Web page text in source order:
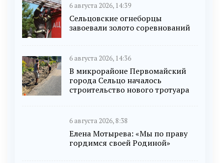
6 августа 2026, 14:39
Сельцовские огнеборцы
завоевали золото соревнований
6 августа 2026, 14:36
В микрорайоне Первомайский
города Сельцо началось
строительство нового тротуара
6 августа 2026, 8:38
Елена Мотырева: «Мы по праву
гордимся своей Родиной»